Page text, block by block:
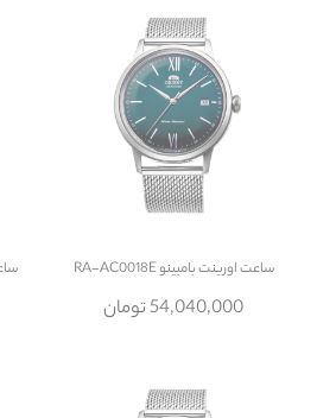
ساعتاورینت بامبینو RA-AC0018E
54,040,000 تومان